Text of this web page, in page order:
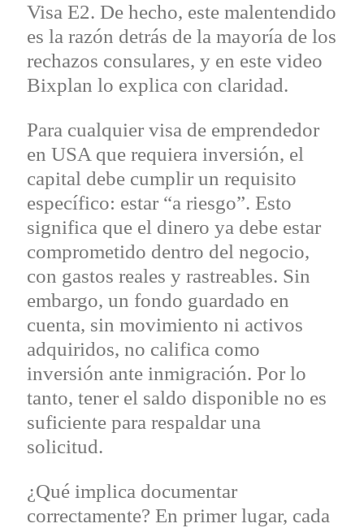
Visa E2. De hecho, este malentendido
es la razón detrás de la mayoría de los
rechazos consulares, y en este video
Bixplan lo explica con claridad.
Para cualquier visa de emprendedor
en USA que requiera inversión, el
capital debe cumplir un requisito
específico: estar “a riesgo”. Esto
significa que el dinero ya debe estar
comprometido dentro del negocio,
con gastos reales y rastreables. Sin
embargo, un fondo guardado en
cuenta, sin movimiento ni activos
adquiridos, no califica como
inversión ante inmigración. Por lo
tanto, tener el saldo disponible no es
suficiente para respaldar una
solicitud.
¿Qué implica documentar
correctamente? En primer lugar, cada